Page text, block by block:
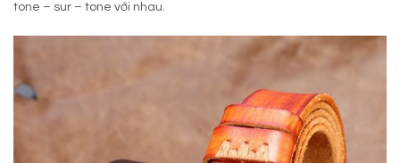
tone – sur – tone với nhau.